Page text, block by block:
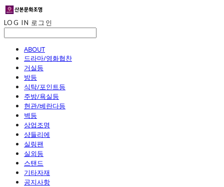
LOG IN 로그인
ABOUT
드라마/영화협찬
거실등
방등
식탁/포인트등
주방/욕실등
현관/베란다등
벽등
상업조명
샹들리에
실링팬
실외등
스탠드
기타자재
공지사항